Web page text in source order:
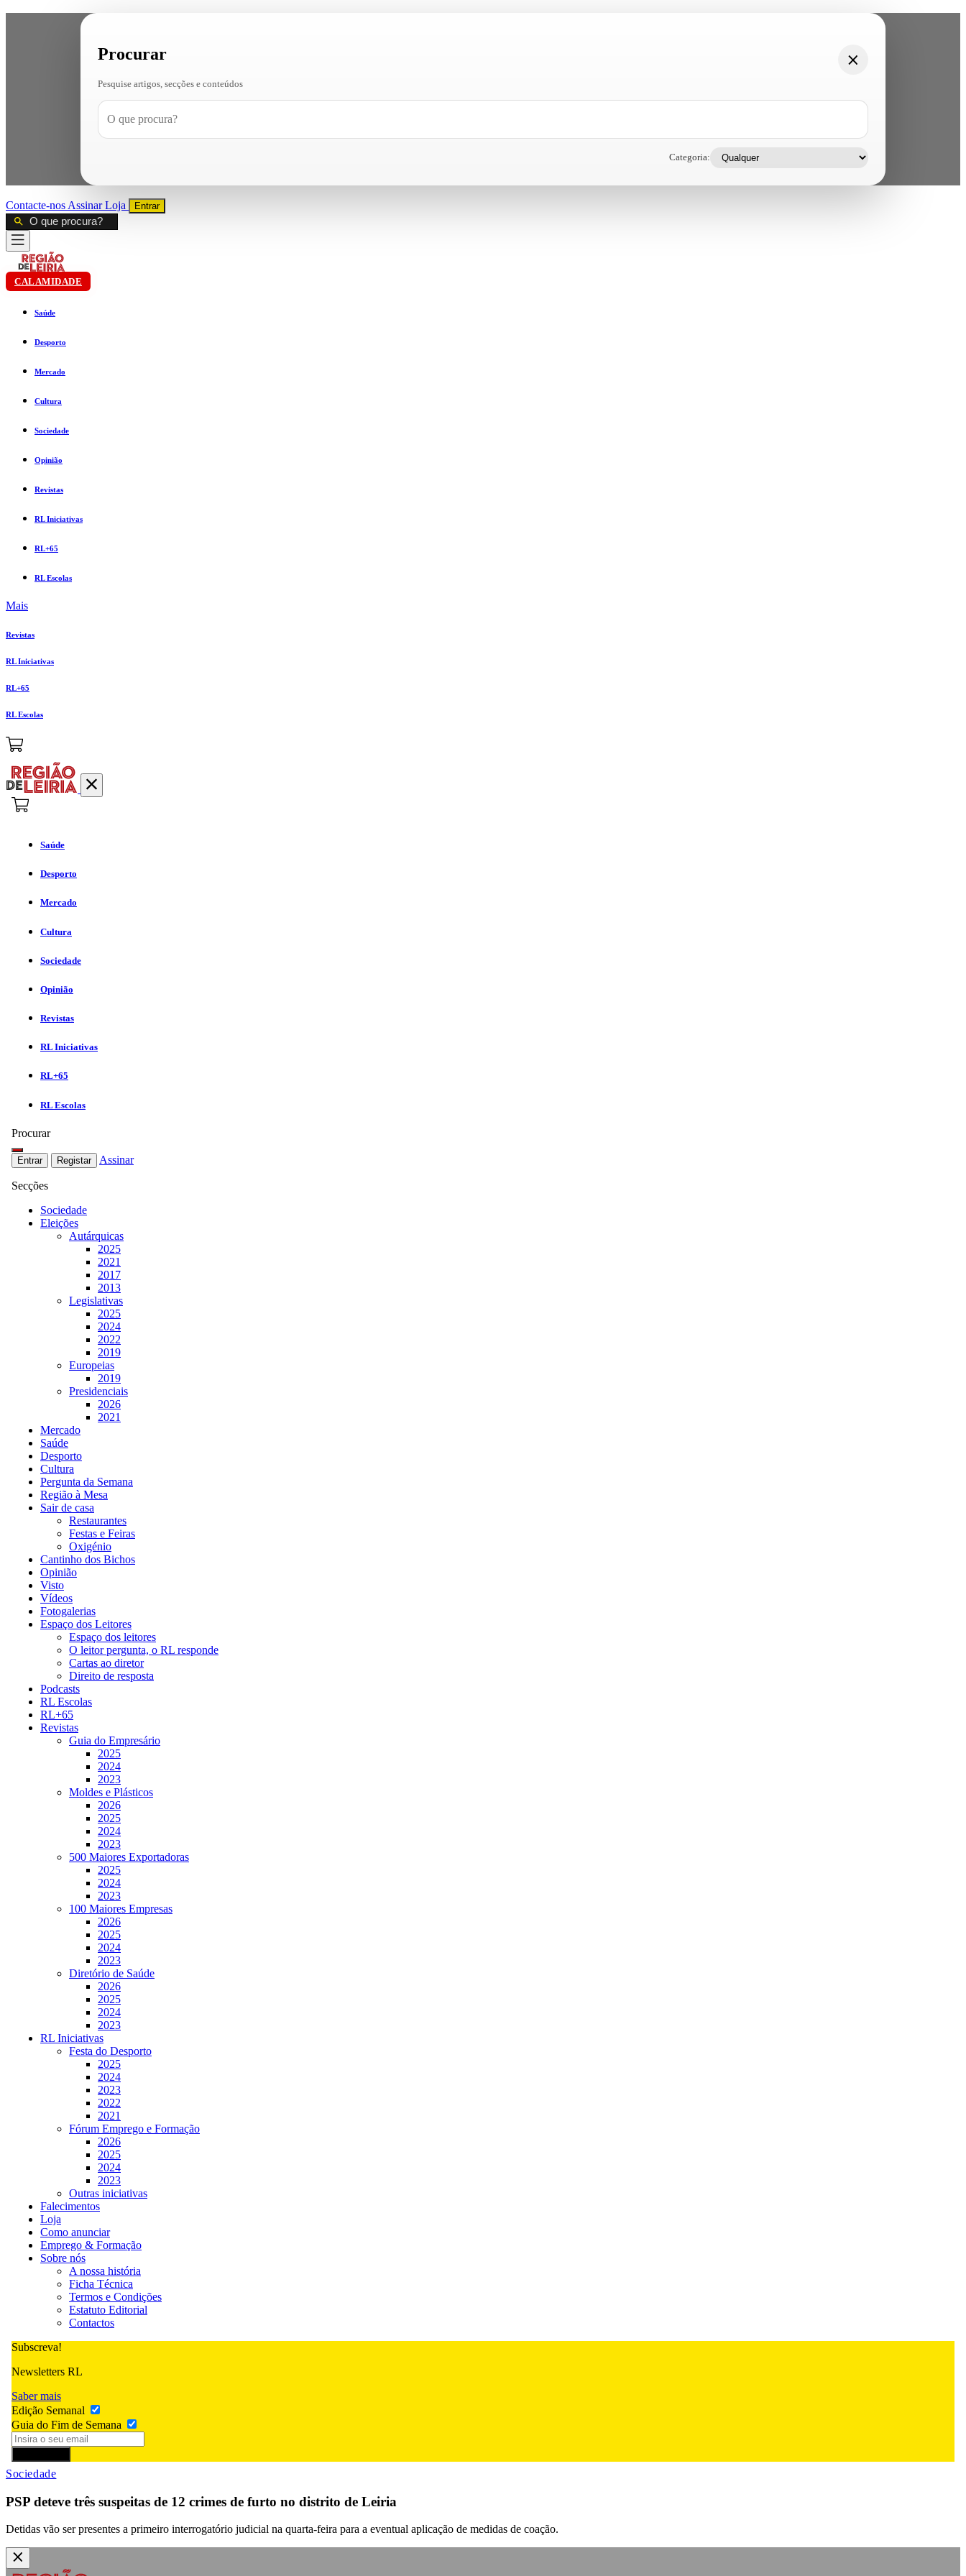
Procurar
Pesquise artigos, secções e conteúdos
Categoria:
Contacte-nos AssinarLoja Entrar
CALAMIDADE
Saúde
Desporto
Mercado
Cultura
Sociedade
Opinião
Revistas
RL Iniciativas
RL+65
RL Escolas
Mais
Revistas
RL Iniciativas
RL+65
RL Escolas
Saúde
Desporto
Mercado
Cultura
Sociedade
Opinião
Revistas
RL Iniciativas
RL+65
RL Escolas
Procurar
Entrar Registar Assinar
Secções
Sociedade
Eleições
Autárquicas
2025
2021
2017
2013
Legislativas
2025
2024
2022
2019
Europeias
2019
Presidenciais
2026
2021
Mercado
Saúde
Desporto
Cultura
Pergunta da Semana
Região à Mesa
Sair de casa
Restaurantes
Festas e Feiras
Oxigénio
Cantinho dos Bichos
Opinião
Visto
Vídeos
Fotogalerias
Espaço dos Leitores
Espaço dos leitores
O leitor pergunta, o RL responde
Cartas ao diretor
Direito de resposta
Podcasts
RL Escolas
RL+65
Revistas
Guia do Empresário
2025
2024
2023
Moldes e Plásticos
2026
2025
2024
2023
500 Maiores Exportadoras
2025
2024
2023
100 Maiores Empresas
2026
2025
2024
2023
Diretório de Saúde
2026
2025
2024
2023
RL Iniciativas
Festa do Desporto
2025
2024
2023
2022
2021
Fórum Emprego e Formação
2026
2025
2024
2023
Outras iniciativas
Falecimentos
Loja
Como anunciar
Emprego & Formação
Sobre nós
A nossa história
Ficha Técnica
Termos e Condições
Estatuto Editorial
Contactos
Subscreva!
Newsletters RL
Saber mais
Edição Semanal
Guia do Fim de Semana
Sociedade
PSP deteve três suspeitas de 12 crimes de furto no distrito de Leiria
Detidas vão ser presentes a primeiro interrogatório judicial na quarta-feira para a eventual aplicação de medidas de coação.